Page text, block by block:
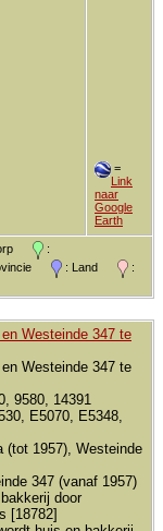
=
Link
naar
Google
Earth
:
: Land
:
Westeinde 347 te
Westeinde 347 te
9580, 14391
E5070, E5348,
(tot 1957), Westeinde
347 (vanaf 1957)
door
[18782]